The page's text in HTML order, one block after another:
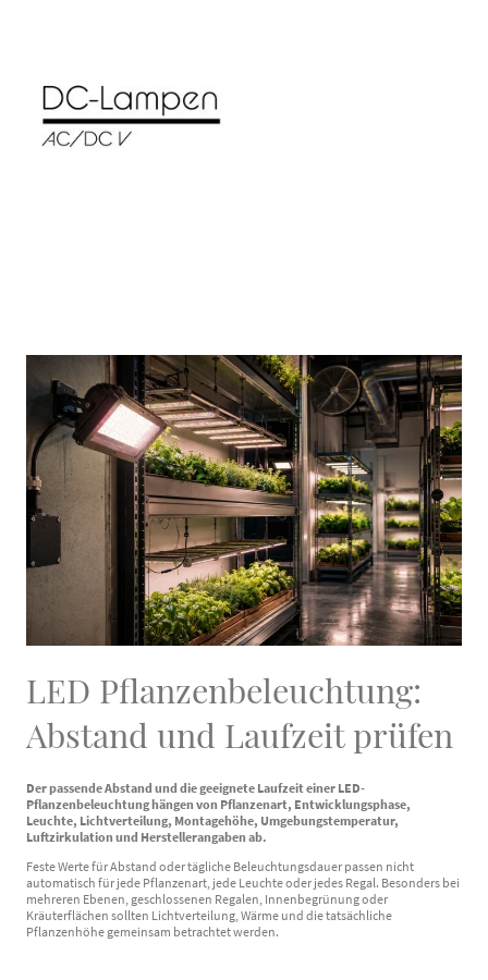
LED Pflanzenbeleuchtung:
Abstand und Laufzeit prüfen
Der passende Abstand und die geeignete Laufzeit einer LED-
Pflanzenbeleuchtung hängen von Pflanzenart, Entwicklungsphase,
Leuchte, Lichtverteilung, Montagehöhe, Umgebungstemperatur,
Luftzirkulation und Herstellerangaben ab.
Feste Werte für Abstand oder tägliche Beleuchtungsdauer passen nicht
automatisch für jede Pflanzenart, jede Leuchte oder jedes Regal. Besonders bei
mehreren Ebenen, geschlossenen Regalen, Innenbegrünung oder
Kräuterflächen sollten Lichtverteilung, Wärme und die tatsächliche
Pflanzenhöhe gemeinsam betrachtet werden.